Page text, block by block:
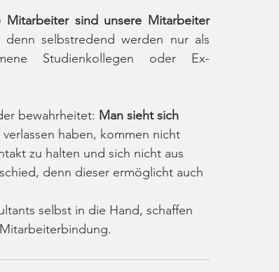
Quelle für neue Mitarbeiter sind unsere Mitarbeiter
selbstredend werden nur als
Studienkollegen oder Ex-
bewahrheitet: Man sieht sich
haben, kommen nicht
zu halten und sich nicht aus
denn dieser ermöglicht auch
selbst in die Hand, schaffen